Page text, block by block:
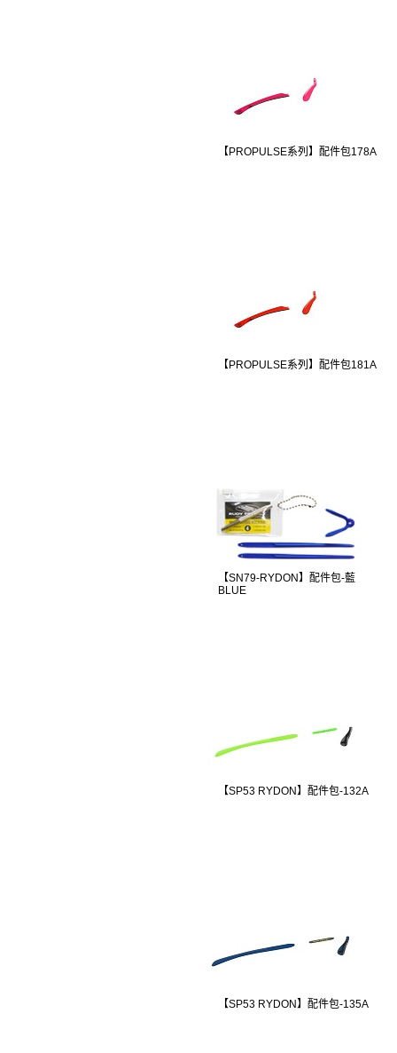
【PROPULSE系列】配件包178A
【PROPULSE系列】配件包181A
【SN79-RYDON】配件包-藍
BLUE
【SP53 RYDON】配件包-132A
【SP53 RYDON】配件包-135A